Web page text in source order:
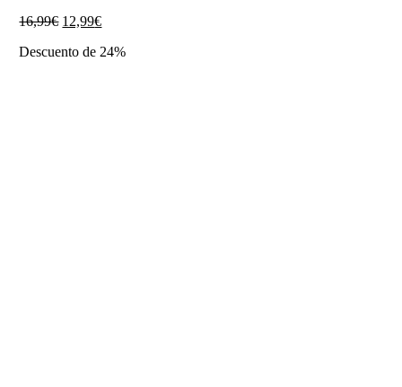
16,99€ El
original
12,99€El
actual
Descuento de 24%